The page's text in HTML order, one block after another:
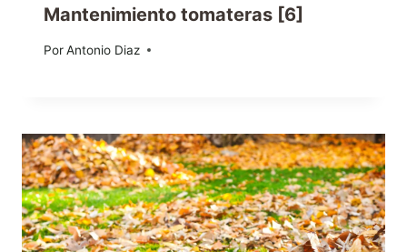
Mantenimiento tomateras [6]
PorAntonio Diaz
31/07/2013